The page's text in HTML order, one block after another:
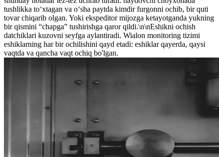
tushlikka to‘xtagan va o‘sha paytda kimdir furgonni ochib, bir quti
tovar chiqarib olgan. Yoki ekspeditor mijozga ketayotganda yukning
bir qismini “chapga” tushirishga qaror qildi.\n\nEshikni ochish
datchiklari kuzovni seyfga aylantiradi. Wialon monitoring tizimi
eshiklarning har bir ochilishini qayd etadi: eshiklar qayerda, qaysi
vaqtda va qancha vaqt ochiq bo'lgan.